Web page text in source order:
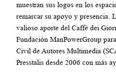
muestran sus logos en los
remarcar su apoyo y presencia.
valioso aporte del Caffé dei
Fundación ManPowerGroup
Civil de Autores Multimedia
Presstalis desde 2006 con más